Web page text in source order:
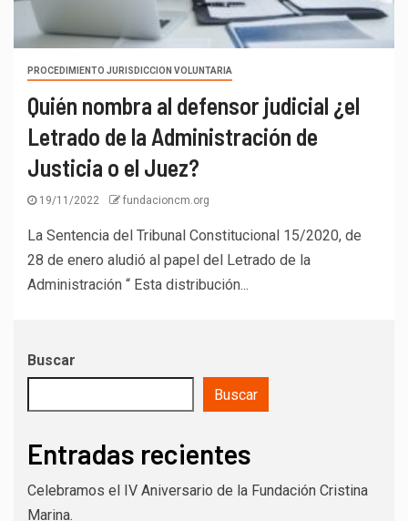
PROCEDIMIENTO JURISDICCION VOLUNTARIA
Quién nombra al defensor judicial ¿el
Letrado de la Administración de
Justicia o el Juez?
19/11/2022 fundacioncm.org
La Sentencia del Tribunal Constitucional 15/2020, de
28 de enero aludió al papel del Letrado de la
Administración “ Esta distribución...
Buscar
Buscar
Entradas recientes
Celebramos el IV Aniversario de la Fundación Cristina
Marina.